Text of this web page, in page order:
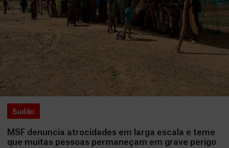
Sudão
MSF denuncia atrocidades em larga escala e teme
que muitas pessoas permaneçam em grave perigo